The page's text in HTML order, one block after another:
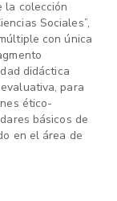
la colección
Sociales”,
con única
didáctica
para
ético-
básicos de
en el área de